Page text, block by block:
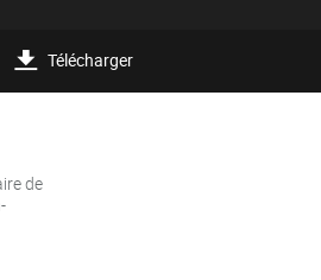
Télécharger
de